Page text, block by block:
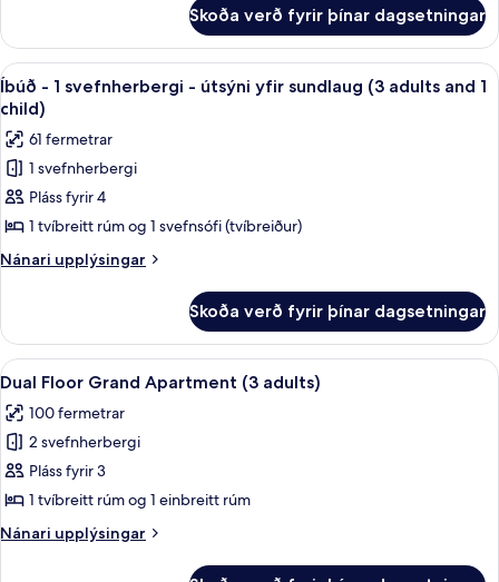
yfir
sundlaug
(2
adults
and
2
children)
-
svefnherbergi
-
útsýni
yfir
sundlaug
(2
adults
and
children)
Skoða verð fyrir þínar dagsetningar
Skoða
allar
myndir
fyrir
Íbúð
-
1
svefnherbergi
yfir
sundlaug
(3
adults
and
child)
Ofnæmisprófaður sængurfatnaður,
5
Íbúð - 1 svefnherbergi - útsýni yfir sundlaug (3 adults and 1
child)
61 fermetrar
1 svefnherbergi
Pláss fyrir 4
1 tvíbreitt rúm og 1 svefnsófi (tvíbreiður)
Nánari upplýsingar
Nánari
-
svefnherbergi
útsýni
yfir
sundlaug
(3
adults
1
Skoða verð fyrir þínar dagsetningar
Skoða
allar
myndir
fyrir
Dual
Floor
Grand
Apartment
Ofnæmisprófaður sængurfatnaður,
19
Dual Floor Grand Apartment (3 adults)
100 fermetrar
2 svefnherbergi
Pláss fyrir 3
1 tvíbreitt rúm og 1 einbreitt rúm
Nánari upplýsingar
Nánari